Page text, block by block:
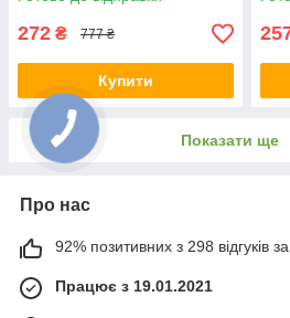
272 ₴ 777 ₴
Купити
Показати ще
Про нас
92% позитивних з 298 відгуків за
Працює з 19.01.2021